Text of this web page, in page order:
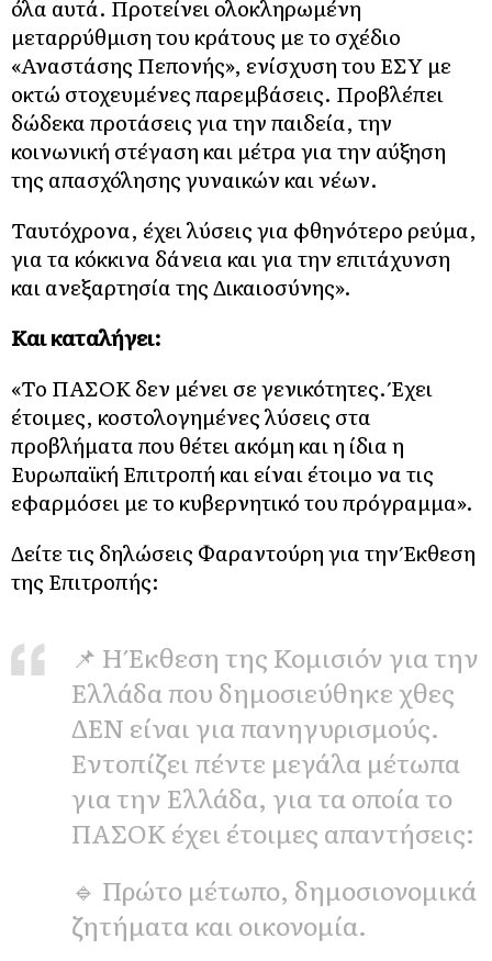
όλα αυτά. Προτείνει ολοκληρωμένη
μεταρρύθμιση του κράτους με το σχέδιο
«Αναστάσης Πεπονής», ενίσχυση του ΕΣΥ με
οκτώ στοχευμένες παρεμβάσεις. Προβλέπει
δώδεκα προτάσεις για την παιδεία, την
κοινωνική στέγαση και μέτρα για την αύξηση
της απασχόλησης γυναικών και νέων.
Ταυτόχρονα, έχει λύσεις για φθηνότερο ρεύμα,
για τα κόκκινα δάνεια και για την επιτάχυνση
και ανεξαρτησία της Δικαιοσύνης».
Και καταλήγει:
«Το ΠΑΣΟΚ δεν μένει σε γενικότητες. Έχει
έτοιμες, κοστολογημένες λύσεις στα
προβλήματα που θέτει ακόμη και η ίδια η
Ευρωπαϊκή Επιτροπή και είναι έτοιμο να τις
εφαρμόσει με το κυβερνητικό του πρόγραμμα».
Δείτε τις δηλώσεις Φαραντούρη για την Έκθεση
της Επιτροπής:
📌 Η Έκθεση της Κομισιόν για την
Ελλάδα που δημοσιεύθηκε χθες
ΔΕΝ είναι για πανηγυρισμούς.
Εντοπίζει πέντε μεγάλα μέτωπα
για την Ελλάδα, για τα οποία το
ΠΑΣΟΚ έχει έτοιμες απαντήσεις:
🔹 Πρώτο μέτωπο, δημοσιονομικά
ζητήματα και οικονομία.